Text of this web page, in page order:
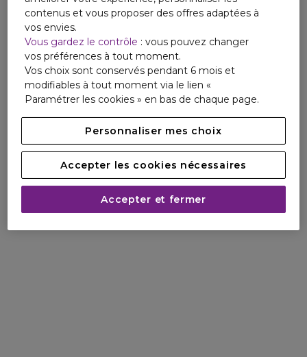
contenus et vous proposer des offres adaptées à
vos envies.
Vous gardez le contrôle : vous pouvez changer
vos préférences à tout moment.
Vos choix sont conservés pendant 6 mois et
modifiables à tout moment via le lien «
Paramétrer les cookies » en bas de chaque page.
Personnaliser mes choix
Accepter les cookies nécessaires
Accepter et fermer